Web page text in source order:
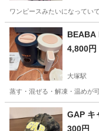
ワンピースみたいになってい
東京 江戸川区
4,800円
大塚駅
蒸す・混ぜる・解凍・温めが
東京 豊島区 大塚駅
GAP キ
300円